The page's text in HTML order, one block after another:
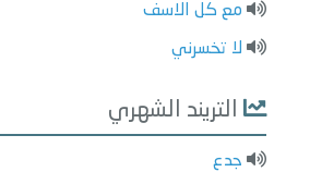
مع كل الاسف
لا تخسرني
التريند الشهري
جدع